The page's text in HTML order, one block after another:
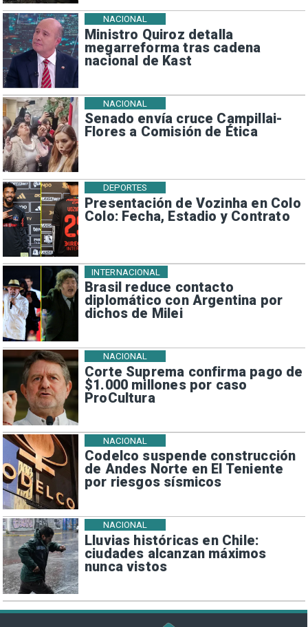
Ministro Quiroz detalla
megarreforma tras cadena
nacional de Kast
NACIONAL
Senado envía cruce Campillai-
Flores a Comisión de Ética
NACIONAL
Presentación de Vozinha en Colo
Colo: Fecha, Estadio y Contrato
DEPORTES
Brasil reduce contacto
diplomático con Argentina por
dichos de Milei
INTERNACIONAL
Corte Suprema confirma pago de
$1.000 millones por caso
ProCultura
NACIONAL
Codelco suspende construcción
de Andes Norte en El Teniente
por riesgos sísmicos
NACIONAL
Lluvias históricas en Chile:
ciudades alcanzan máximos
nunca vistos
NACIONAL